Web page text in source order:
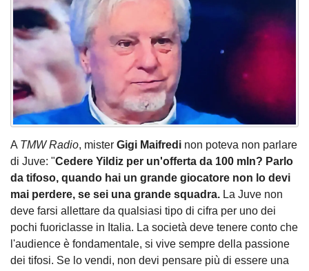
A TMW Radio, mister Gigi Maifredi non poteva non parlare
di Juve: "Cedere Yildiz per un'offerta da 100 mln? Parlo
da tifoso, quando hai un grande giocatore non lo devi
mai perdere, se sei una grande squadra. La Juve non
deve farsi allettare da qualsiasi tipo di cifra per uno dei
pochi fuoriclasse in Italia. La società deve tenere conto che
l'audience è fondamentale, si vive sempre della passione
dei tifosi. Se lo vendi, non devi pensare più di essere una